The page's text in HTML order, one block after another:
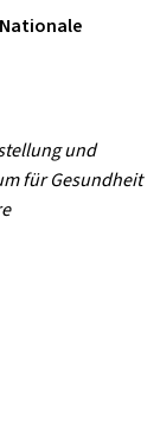
Nationale
und
für Gesundheit